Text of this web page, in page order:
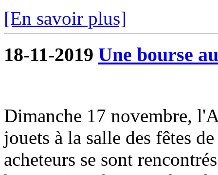
[En savoir plus]
18-11-2019 Une bourse
Dimanche 17 novembre,
jouets à la salle des fêtes
acheteurs se sont